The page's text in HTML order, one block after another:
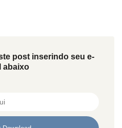
post inserindo seu e-
abaixo